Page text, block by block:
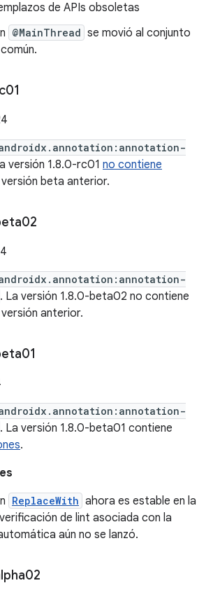
de APIs obsoletas
@MainThread se movió al conjunto
versión 1.8.0-rc01 no contiene
beta anterior.
. La versión 1.8.0-beta02 no contiene
anterior.
. La versión 1.8.0-beta01 contiene
.
ReplaceWith ahora es estable en la
de lint asociada con la
aún no se lanzó.